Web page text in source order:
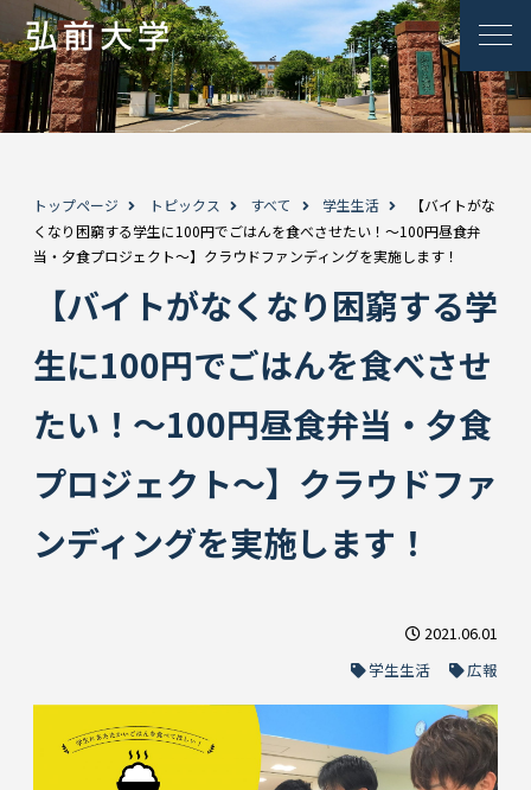
トップページ トピックス すべて 学生生活
【バイトがな
くなり困窮する学生に100円でごはんを食べさせたい！～100円昼食弁
当・夕食プロジェクト～】クラウドファンディングを実施します！
【バイトがなくなり困窮する学
生に100円でごはんを食べさせ
たい！～100円昼食弁当・夕食
プロジェクト～】クラウドファ
ンディングを実施します！
2021.06.01
学生生活
広報